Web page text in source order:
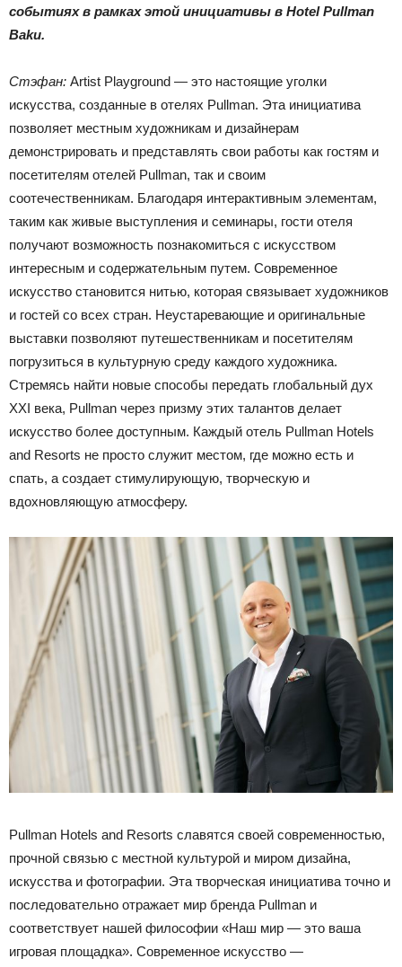
событиях в рамках этой инициативы в Hotel Pullman
Baku.
Стэфан: Artist Playground — это настоящие уголки
искусства, созданные в отелях Pullman. Эта инициатива
позволяет местным художникам и дизайнерам
демонстрировать и представлять свои работы как гостям и
посетителям отелей Pullman, так и своим
соотечественникам. Благодаря интерактивным элементам,
таким как живые выступления и семинары, гости отеля
получают возможность познакомиться с искусством
интересным и содержательным путем. Современное
искусство становится нитью, которая связывает художников
и гостей со всех стран. Неустаревающие и оригинальные
выставки позволяют путешественникам и посетителям
погрузиться в культурную среду каждого художника.
Стремясь найти новые способы передать глобальный дух
XXI века, Pullman через призму этих талантов делает
искусство более доступным. Каждый отель Pullman Hotels
and Resorts не просто служит местом, где можно есть и
спать, а создает стимулирующую, творческую и
вдохновляющую атмосферу.
Pullman Hotels and Resorts славятся своей современностью,
прочной связью с местной культурой и миром дизайна,
искусства и фотографии. Эта творческая инициатива точно и
последовательно отражает мир бренда Pullman и
соответствует нашей философии «Наш мир — это ваша
игровая площадка». Современное искусство —